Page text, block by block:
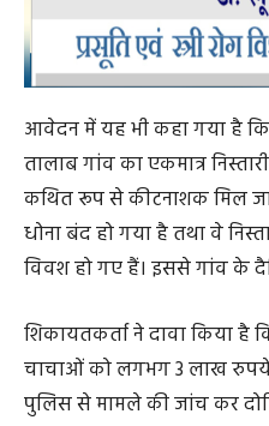
आवेदन में यह भी कहा गया है
तालाब गांव का एकमात्र
कथित रूप से कीटनाशक मिल
धोना बंद हो गया है तथा वे
विवश हो गए हैं। इससे गांव के